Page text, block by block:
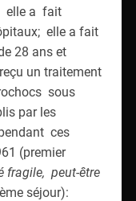
elle a fait
elle a fait
28 ans et
un traitement
sous
par les
ces
(premier
fragile, peut-être
séjour):